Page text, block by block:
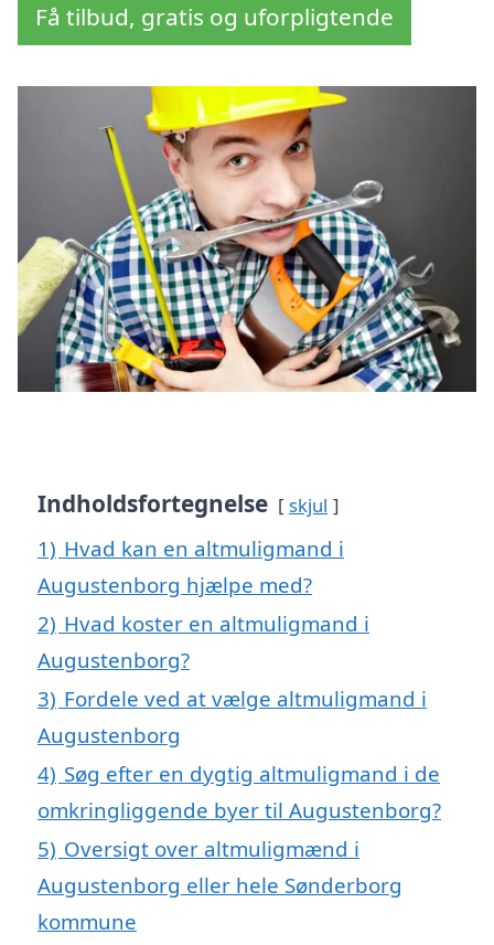
Få tilbud, gratis og uforpligtende
Indholdsfortegnelse skjul
1) Hvad kan en altmuligmand i
Augustenborg hjælpe med?
2) Hvad koster en altmuligmand i
Augustenborg?
3) Fordele ved at vælge altmuligmand i
Augustenborg
4) Søg efter en dygtig altmuligmand i de
omkringliggende byer til Augustenborg?
5) Oversigt over altmuligmænd i
Augustenborg eller hele Sønderborg
kommune